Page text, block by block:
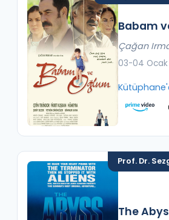
Babam
Çağan
03-04
Prof. Dr.
The